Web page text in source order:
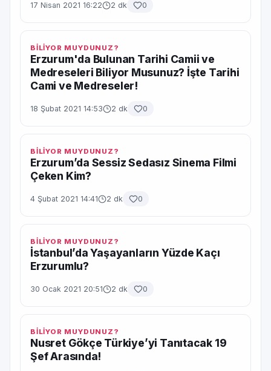
17 Nisan 2021 16:22 2 dk 0
BİLİYOR MUYDUNUZ?
Erzurum'da Bulunan Tarihi Camii ve
Medreseleri Biliyor Musunuz? İşte Tarihi
Cami ve Medreseler!
18 Şubat 2021 14:53 2 dk 0
BİLİYOR MUYDUNUZ?
Erzurum’da Sessiz Sedasız Sinema Filmi
Çeken Kim?
4 Şubat 2021 14:41 2 dk 0
BİLİYOR MUYDUNUZ?
İstanbul’da Yaşayanların Yüzde Kaçı
Erzurumlu?
30 Ocak 2021 20:51 2 dk 0
BİLİYOR MUYDUNUZ?
Nusret Gökçe Türkiye’yi Tanıtacak 19
Şef Arasında!